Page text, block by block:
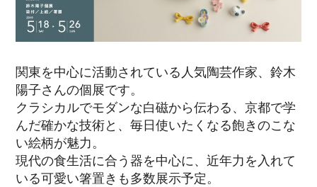
関東を中心に活動されている人気陶芸作家、鈴木
陽子さんの個展です。
クラシカルでモダンな白磁から伝わる、京都で学
んだ確かな技術と、毎日使いたくなる飽きのこな
い絵柄が魅力。
現代の食生活に合う器を中心に、近年力を入れて
いる可愛い箸置きも多数展示予定。